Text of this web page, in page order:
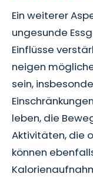
Ein weiterer
ungesunde
Einflüsse
neigen
sein,
leben, die
Aktivitäten, die
können